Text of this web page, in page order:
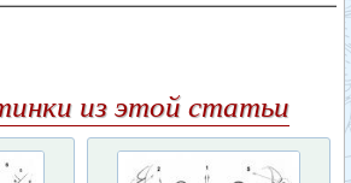
из этой статьи